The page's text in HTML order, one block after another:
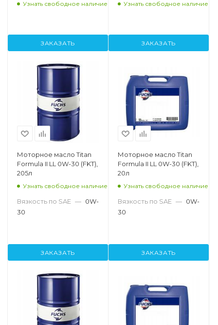
Узнать свободное наличие
ЗАКАЗАТЬ
Узнать свободное наличие
ЗАКАЗАТЬ
Моторное масло Titan
Formula II LL 0W-30 (FKT),
205л
Узнать свободное наличие
Вязкость по SAE — 0W-
30
ЗАКАЗАТЬ
Моторное масло Titan
Formula II LL 0W-30 (FKT),
20л
Узнать свободное наличие
Вязкость по SAE — 0W-
30
ЗАКАЗАТЬ